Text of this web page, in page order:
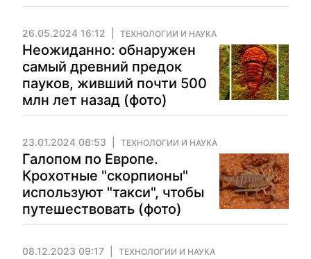
26.05.2024 16:12 ТЕХНОЛОГИИ И НАУКА
Неожиданно: обнаружен
самый древний предок
пауков, живший почти 500
млн лет назад (фото)
23.01.2024 08:53 ТЕХНОЛОГИИ И НАУКА
Галопом по Европе.
Крохотные "скорпионы"
используют "такси", чтобы
путешествовать (фото)
08.12.2023 09:17 ТЕХНОЛОГИИ И НАУКА